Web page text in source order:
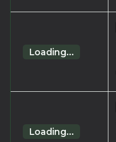
Loading...
Loading...